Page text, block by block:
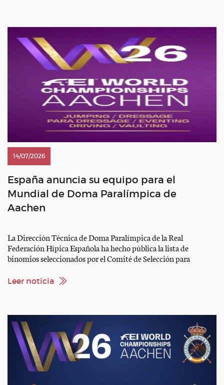
14/07/2026
España anuncia su equipo para el
Mundial de Doma Paralímpica de
Aachen
La Dirección Técnica de Doma Paralímpica de la Real
Federación Hípica Española ha hecho pública la lista de
binomios seleccionados por el Comité de Selección para
Paralímpica, que se disputará del 18 al 23 de agosto en Aachen
Leer noticia